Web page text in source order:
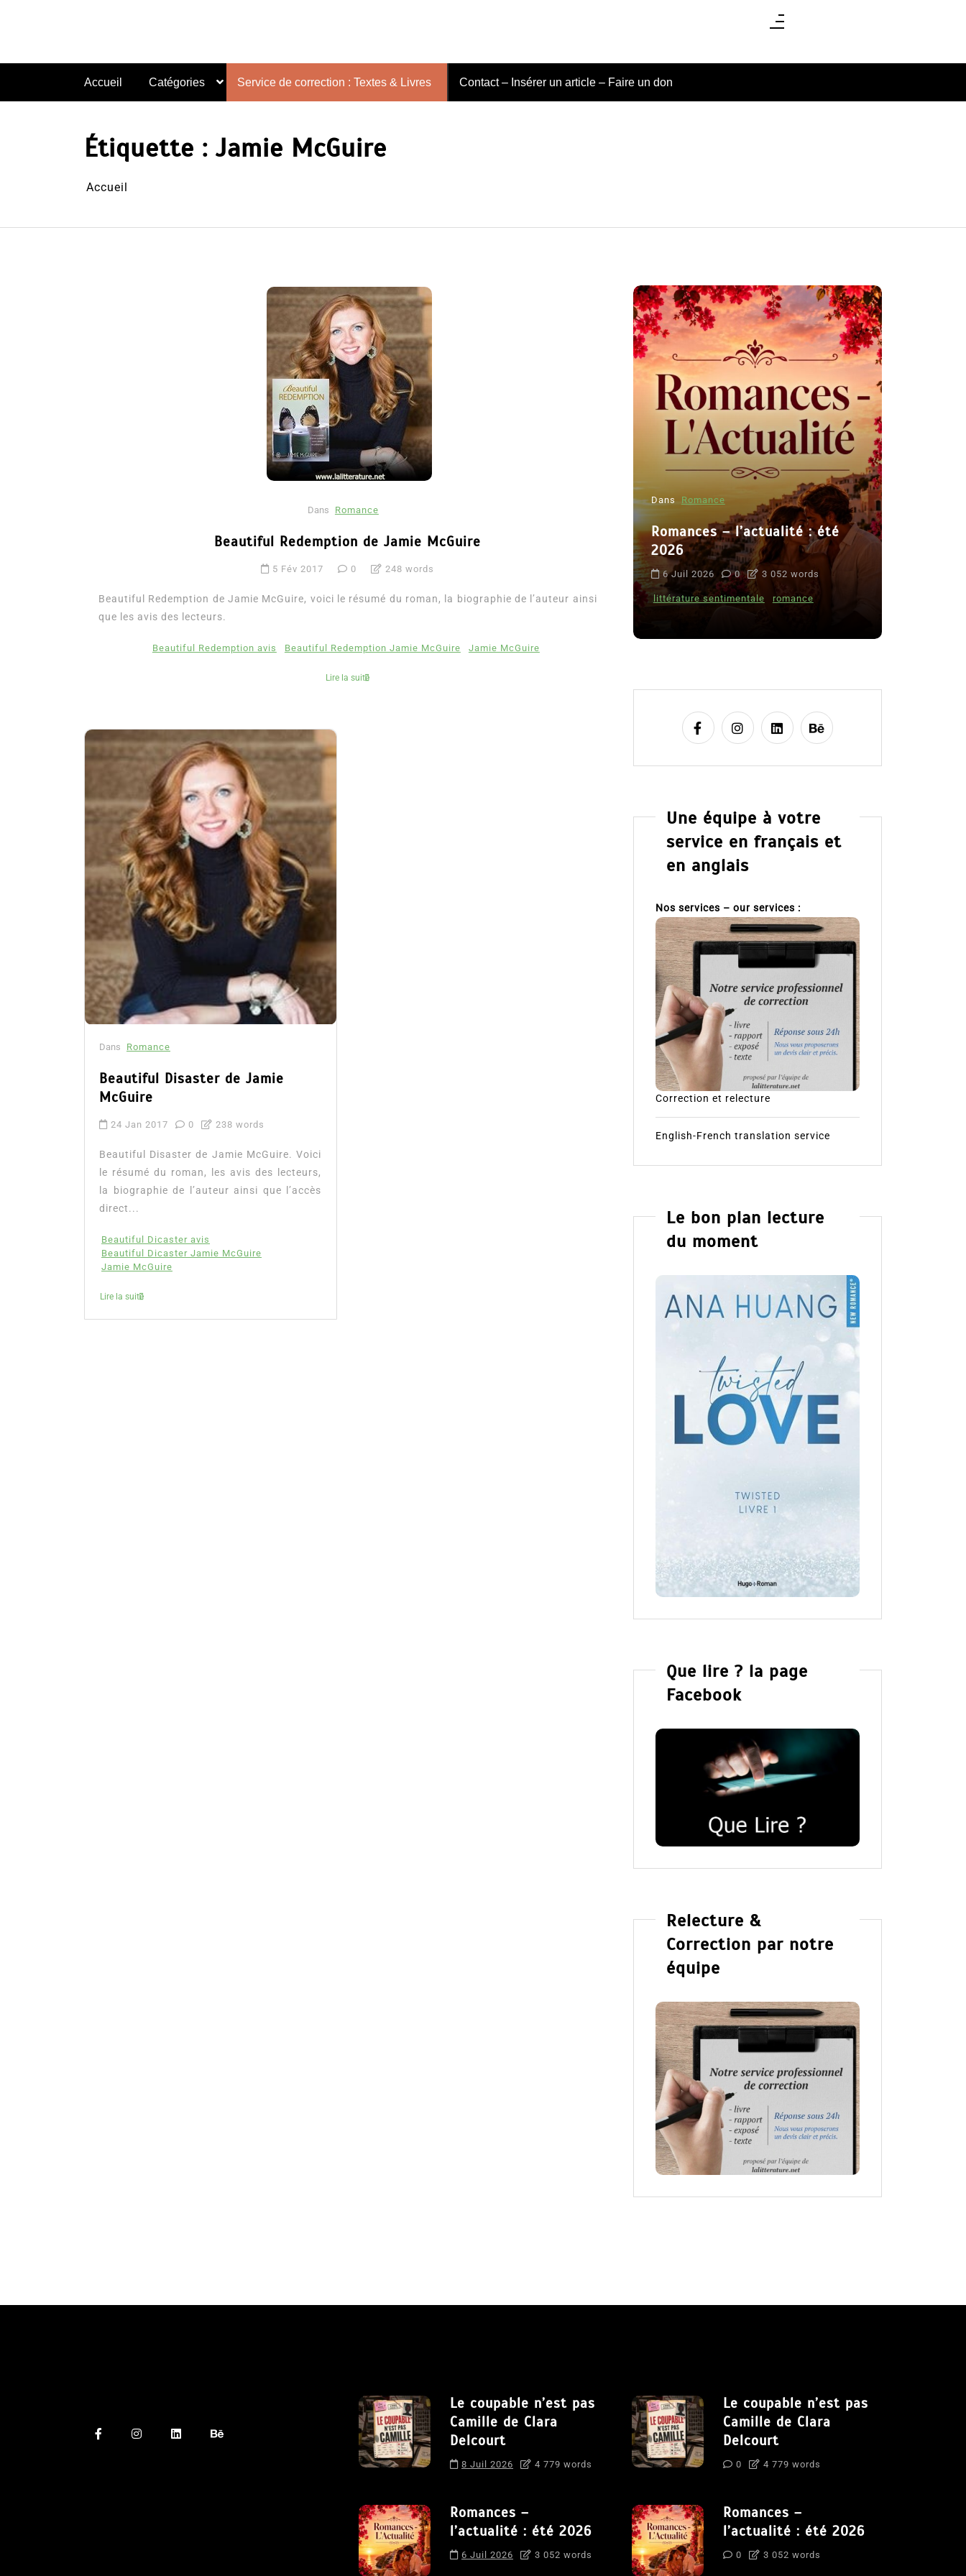
Accueil Catégories Service de correction : Textes & Livres Contact – Insérer un article – Faire un don
Étiquette : Jamie McGuire
Accueil
Dans Romance
Beautiful Redemption de Jamie McGuire
5 Fév 2017 0 248 words
Beautiful Redemption de Jamie McGuire, voici le résumé du roman, la biographie de l’auteur ainsi
que les avis des lecteurs.
Beautiful Redemption avis Beautiful Redemption Jamie McGuire Jamie McGuire
Lire la suite
Dans Romance
Beautiful Disaster de Jamie
McGuire
24 Jan 2017 0 238 words
Beautiful Disaster de Jamie McGuire. Voici
le résumé du roman, les avis des lecteurs,
la biographie de l’auteur ainsi que l’accès
direct...
Beautiful Dicaster avis
Beautiful Dicaster Jamie McGuire
Jamie McGuire
Lire la suite
Romances – l’actualité : été
3 052 words
littérature sentimentale romance
Dans Thriller
Le coupable n’est pas Camille
Dans Romance
Romances – l’actualité : été
2026
6 Juil 2026 0 3 052 words
littérature sentimentale romance
Une équipe à votre
service en français et
en anglais
Nos services – our services :
Correction et relecture
English-French translation service
Le bon plan lecture
du moment
Que lire ? la page
Facebook
Relecture &
Correction par notre
équipe
Le coupable n’est pas
Camille de Clara
Delcourt
8 Juil 2026 4 779 words
Romances –
l’actualité : été 2026
6 Juil 2026 3 052 words
Le coupable n’est pas
Camille de Clara
Delcourt
0 4 779 words
Romances –
l’actualité : été 2026
0 3 052 words